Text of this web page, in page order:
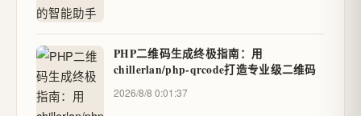
PHP二维码生成终极指南：用
chillerlan/php-qrcode打造专业级二维码
2026/8/8 0:01:37